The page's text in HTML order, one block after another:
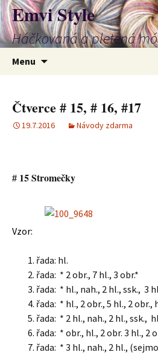
Emvi Style
Háčkovaná a pletená
Menu
Čtverce # 15, # 16, #17
19.7.2016 Návody zdarma
# 15 Stromečky
Vzor:
řada: hl.
řada: * 2 obr., 7 hl., 3 obr.*
řada: * hl., nah., 2 hl., ssk., 3
řada: * hl., 2 obr., 5 hl., 2 obr.,
řada: * 2 hl., nah., 2 hl., ssk.,
řada: * obr., hl., 2 obr. 3 hl., 2
řada: * 3 hl., nah., 2 hl.,